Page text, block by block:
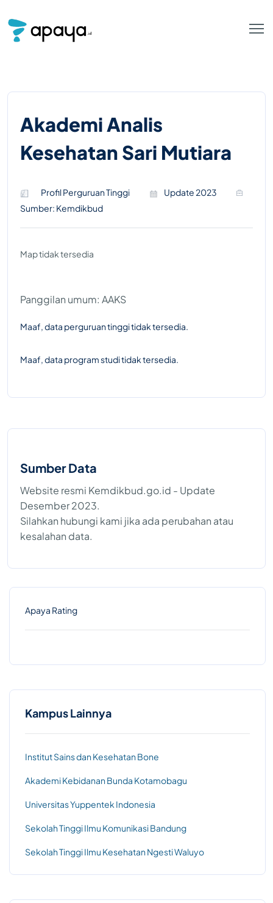
Akademi Analis
Kesehatan Sari Mutiara
Profil Perguruan Tinggi
Update 2023
Sumber: Kemdikbud
Map tidak tersedia
Panggilan umum: AAKS
Maaf, data perguruan tinggi tidak tersedia.
Maaf, data program studi tidak tersedia.
Sumber Data
Website resmi Kemdikbud.go.id - Update
Desember 2023.
Silahkan hubungi kami jika ada perubahan atau
kesalahan data.
Apaya Rating
Kampus Lainnya
Institut Sains dan Kesehatan Bone
Akademi Kebidanan Bunda Kotamobagu
Universitas Yuppentek Indonesia
Sekolah Tinggi Ilmu Komunikasi Bandung
Sekolah Tinggi Ilmu Kesehatan Ngesti Waluyo